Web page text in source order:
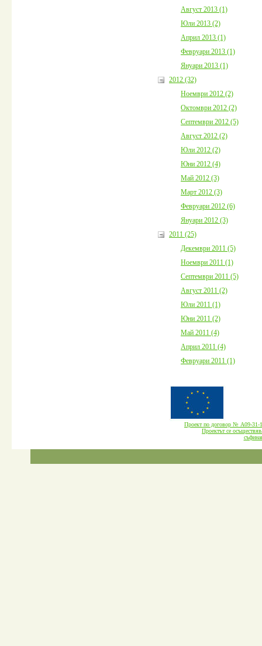
Август 2013 (1)
Юли 2013 (2)
Април 2013 (1)
Февруари 2013 (1)
Януари 2013 (1)
2012 (32)
Ноември 2012 (2)
Октомври 2012 (2)
Септември 2012 (5)
Август 2012 (2)
Юли 2012 (2)
Юни 2012 (4)
Май 2012 (3)
Март 2012 (3)
Февруари 2012 (6)
Януари 2012 (3)
2011 (25)
Декември 2011 (5)
Ноември 2011 (1)
Септември 2011 (5)
Август 2011 (2)
Юли 2011 (1)
Юни 2011 (2)
Май 2011 (4)
Април 2011 (4)
Февруари 2011 (1)
Проект по договор № А09-
Проектът се